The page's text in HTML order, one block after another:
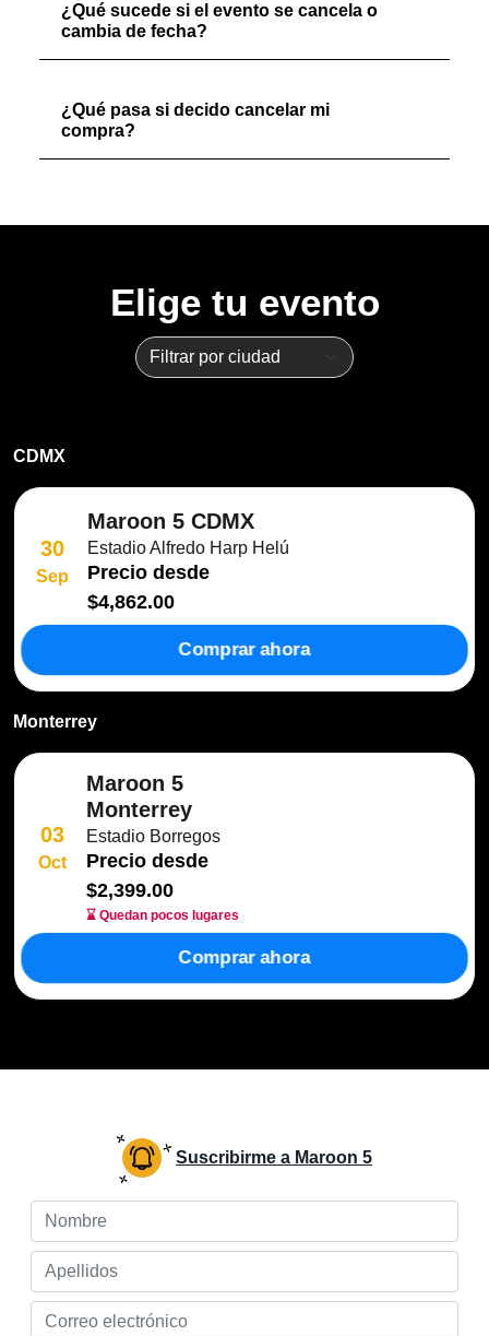
¿Qué sucede si el evento se cancela o
cambia de fecha?
¿Qué pasa si decido cancelar mi
compra?
Elige tu evento
CDMX
30
Sep
Maroon 5 CDMX
Estadio Alfredo Harp Helú
Precio desde
$4,862.00
Comprar ahora
Monterrey
03
Oct
Maroon 5
Monterrey
Estadio Borregos
Precio desde
$2,399.00
⌛ Quedan pocos lugares
Comprar ahora
Suscribirme a Maroon 5